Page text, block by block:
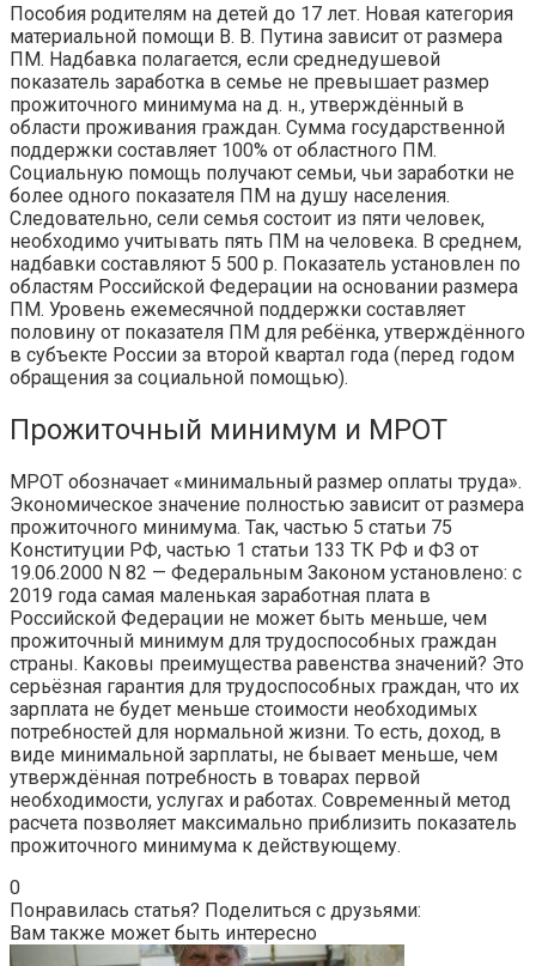
Пособия родителям на детей до 17 лет. Новая категория
материальной помощи В. В. Путина зависит от размера
ПМ. Надбавка полагается, если среднедушевой
показатель заработка в семье не превышает размер
прожиточного минимума на д. н., утверждённый в
области проживания граждан. Сумма государственной
поддержки составляет 100% от областного ПМ.
Социальную помощь получают семьи, чьи заработки не
более одного показателя ПМ на душу населения.
Следовательно, сели семья состоит из пяти человек,
необходимо учитывать пять ПМ на человека. В среднем,
надбавки составляют 5 500 р. Показатель установлен по
областям Российской Федерации на основании размера
ПМ. Уровень ежемесячной поддержки составляет
половину от показателя ПМ для ребёнка, утверждённого
в субъекте России за второй квартал года (перед годом
обращения за социальной помощью).
Прожиточный минимум и МРОТ
МРОТ обозначает «минимальный размер оплаты труда».
Экономическое значение полностью зависит от размера
прожиточного минимума. Так, частью 5 статьи 75
Конституции РФ, частью 1 статьи 133 ТК РФ и ФЗ от
19.06.2000 N 82 — Федеральным Законом установлено: с
2019 года самая маленькая заработная плата в
Российской Федерации не может быть меньше, чем
прожиточный минимум для трудоспособных граждан
страны. Каковы преимущества равенства значений? Это
серьёзная гарантия для трудоспособных граждан, что их
зарплата не будет меньше стоимости необходимых
потребностей для нормальной жизни. То есть, доход, в
виде минимальной зарплаты, не бывает меньше, чем
утверждённая потребность в товарах первой
необходимости, услугах и работах. Современный метод
расчета позволяет максимально приблизить показатель
прожиточного минимума к действующему.
0
Понравилась статья? Поделиться с друзьями:
Вам также может быть интересно